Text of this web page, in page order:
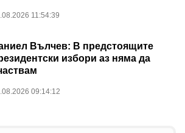
11:54:39
Вълчев: В предстоящите
избори аз няма да
09:14:12